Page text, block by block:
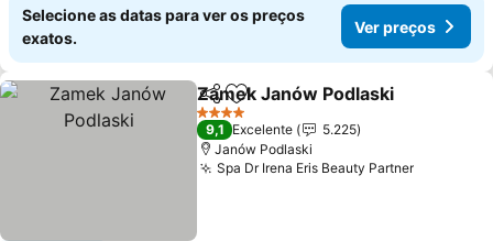
Selecione as datas para ver os preços
exatos.
Ver preços
PartilharAdicionar aos favoritos
Zamek Janów Podlaski
4 Estrelas
9,1 Excelente
5.225
Janów Podlaski
Spa Dr Irena Eris Beauty Partner